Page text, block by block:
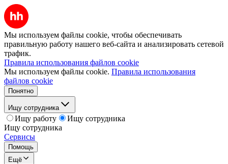
Мы используем файлы cookie, чтобы обеспечивать
правильную работу нашего веб-сайта и анализировать сетевой
трафик.
Правила использования файлов cookie
Мы используем файлы cookie. Правила использования
файлов cookie
Понятно
Ищу сотрудника
Ищу работу
Ищу сотрудника
Ищу сотрудника
Сервисы
Помощь
Ещё